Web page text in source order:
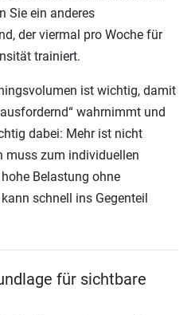
Sie ein anderes
der viermal pro Woche für
trainiert.
ist wichtig, damit
wahrnimmt und
dabei: Mehr ist nicht
muss zum individuellen
Belastung ohne
schnell ins Gegenteil
für sichtbare